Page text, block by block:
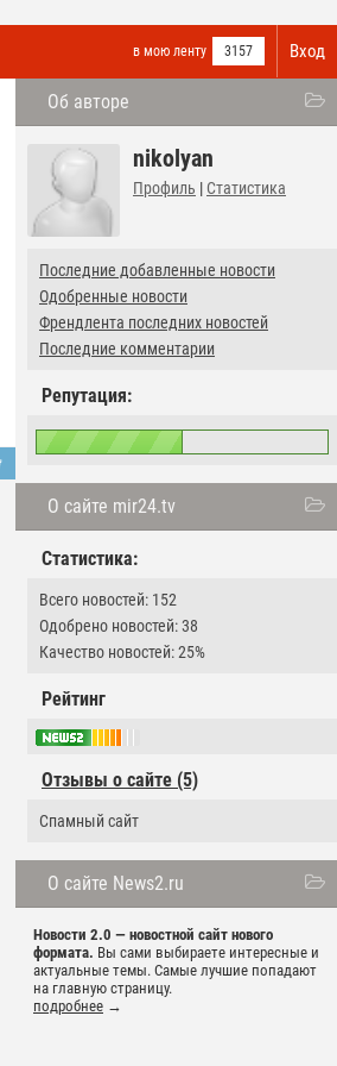
Вход
в мою ленту 3157
Об авторе
nikolyan
Профиль | Статистика
Последние добавленные новости
Одобренные новости
Френдлента последних новостей
Последние комментарии
Репутация:
О сайте mir24.tv
Статистика:
Всего новостей: 152
Одобрено новостей: 38
Качество новостей: 25%
Рейтинг
Отзывы о сайте (5)
Спамный сайт
О сайте News2.ru
Новости 2.0 — новостной сайт нового
формата. Вы сами выбираете интересные и
актуальные темы. Самые лучшие попадают
на главную страницу.
подробнее →